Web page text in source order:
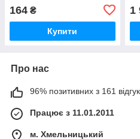
164 ₴
Купити
1
Про нас
96% позитивних з 161
Працює з 11.01.2011
м. Хмельницький